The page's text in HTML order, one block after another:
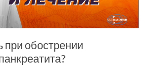
при обострении